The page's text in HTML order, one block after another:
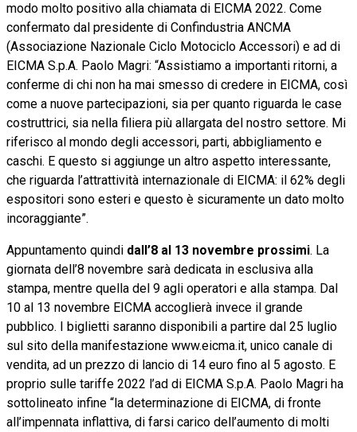
modo molto positivo alla chiamata di EICMA 2022. Come
confermato dal presidente di Confindustria ANCMA
(Associazione Nazionale Ciclo Motociclo Accessori) e ad di
EICMA S.p.A. Paolo Magri: “Assistiamo a importanti ritorni, a
conferme di chi non ha mai smesso di credere in EICMA, così
come a nuove partecipazioni, sia per quanto riguarda le case
costruttrici, sia nella filiera più allargata del nostro settore. Mi
riferisco al mondo degli accessori, parti, abbigliamento e
caschi. E questo si aggiunge un altro aspetto interessante,
che riguarda l’attrattività internazionale di EICMA: il 62% degli
espositori sono esteri e questo è sicuramente un dato molto
incoraggiante”.
Appuntamento quindi dall’8 al 13 novembre prossimi. La
giornata dell’8 novembre sarà dedicata in esclusiva alla
stampa, mentre quella del 9 agli operatori e alla stampa. Dal
10 al 13 novembre EICMA accoglierà invece il grande
pubblico. I biglietti saranno disponibili a partire dal 25 luglio
sul sito della manifestazione www.eicma.it, unico canale di
vendita, ad un prezzo di lancio di 14 euro fino al 5 agosto. E
proprio sulle tariffe 2022 l’ad di EICMA S.p.A. Paolo Magri ha
sottolineato infine “la determinazione di EICMA, di fronte
all’impennata inflattiva, di farsi carico dell’aumento di molti